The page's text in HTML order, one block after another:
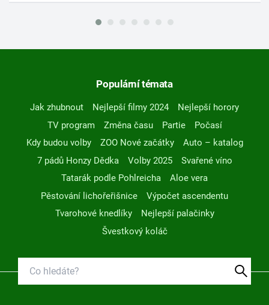
Populární témata
Jak zhubnout Nejlepší filmy 2024
Nejlepší horory
TV program
Změna času Partie
Počasí
Kdy budou volby
ZOO Nové začátky
Auto – katalog
7 pádů Honzy Dědka
Volby 2025
Svařené víno
Tatarák podle Pohlreicha
Aloe vera
Pěstování lichořeřišnice
Výpočet ascendentu
Tvarohové knedlíky
Nejlepší palačinky
Švestkový koláč